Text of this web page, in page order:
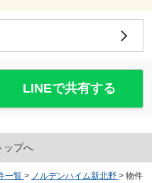
LINEで共有する
ップへ
一覧 > ノルデンハイム新北野 > 物件